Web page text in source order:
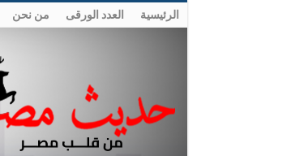
الرئيسية العدد الورقى من نحن